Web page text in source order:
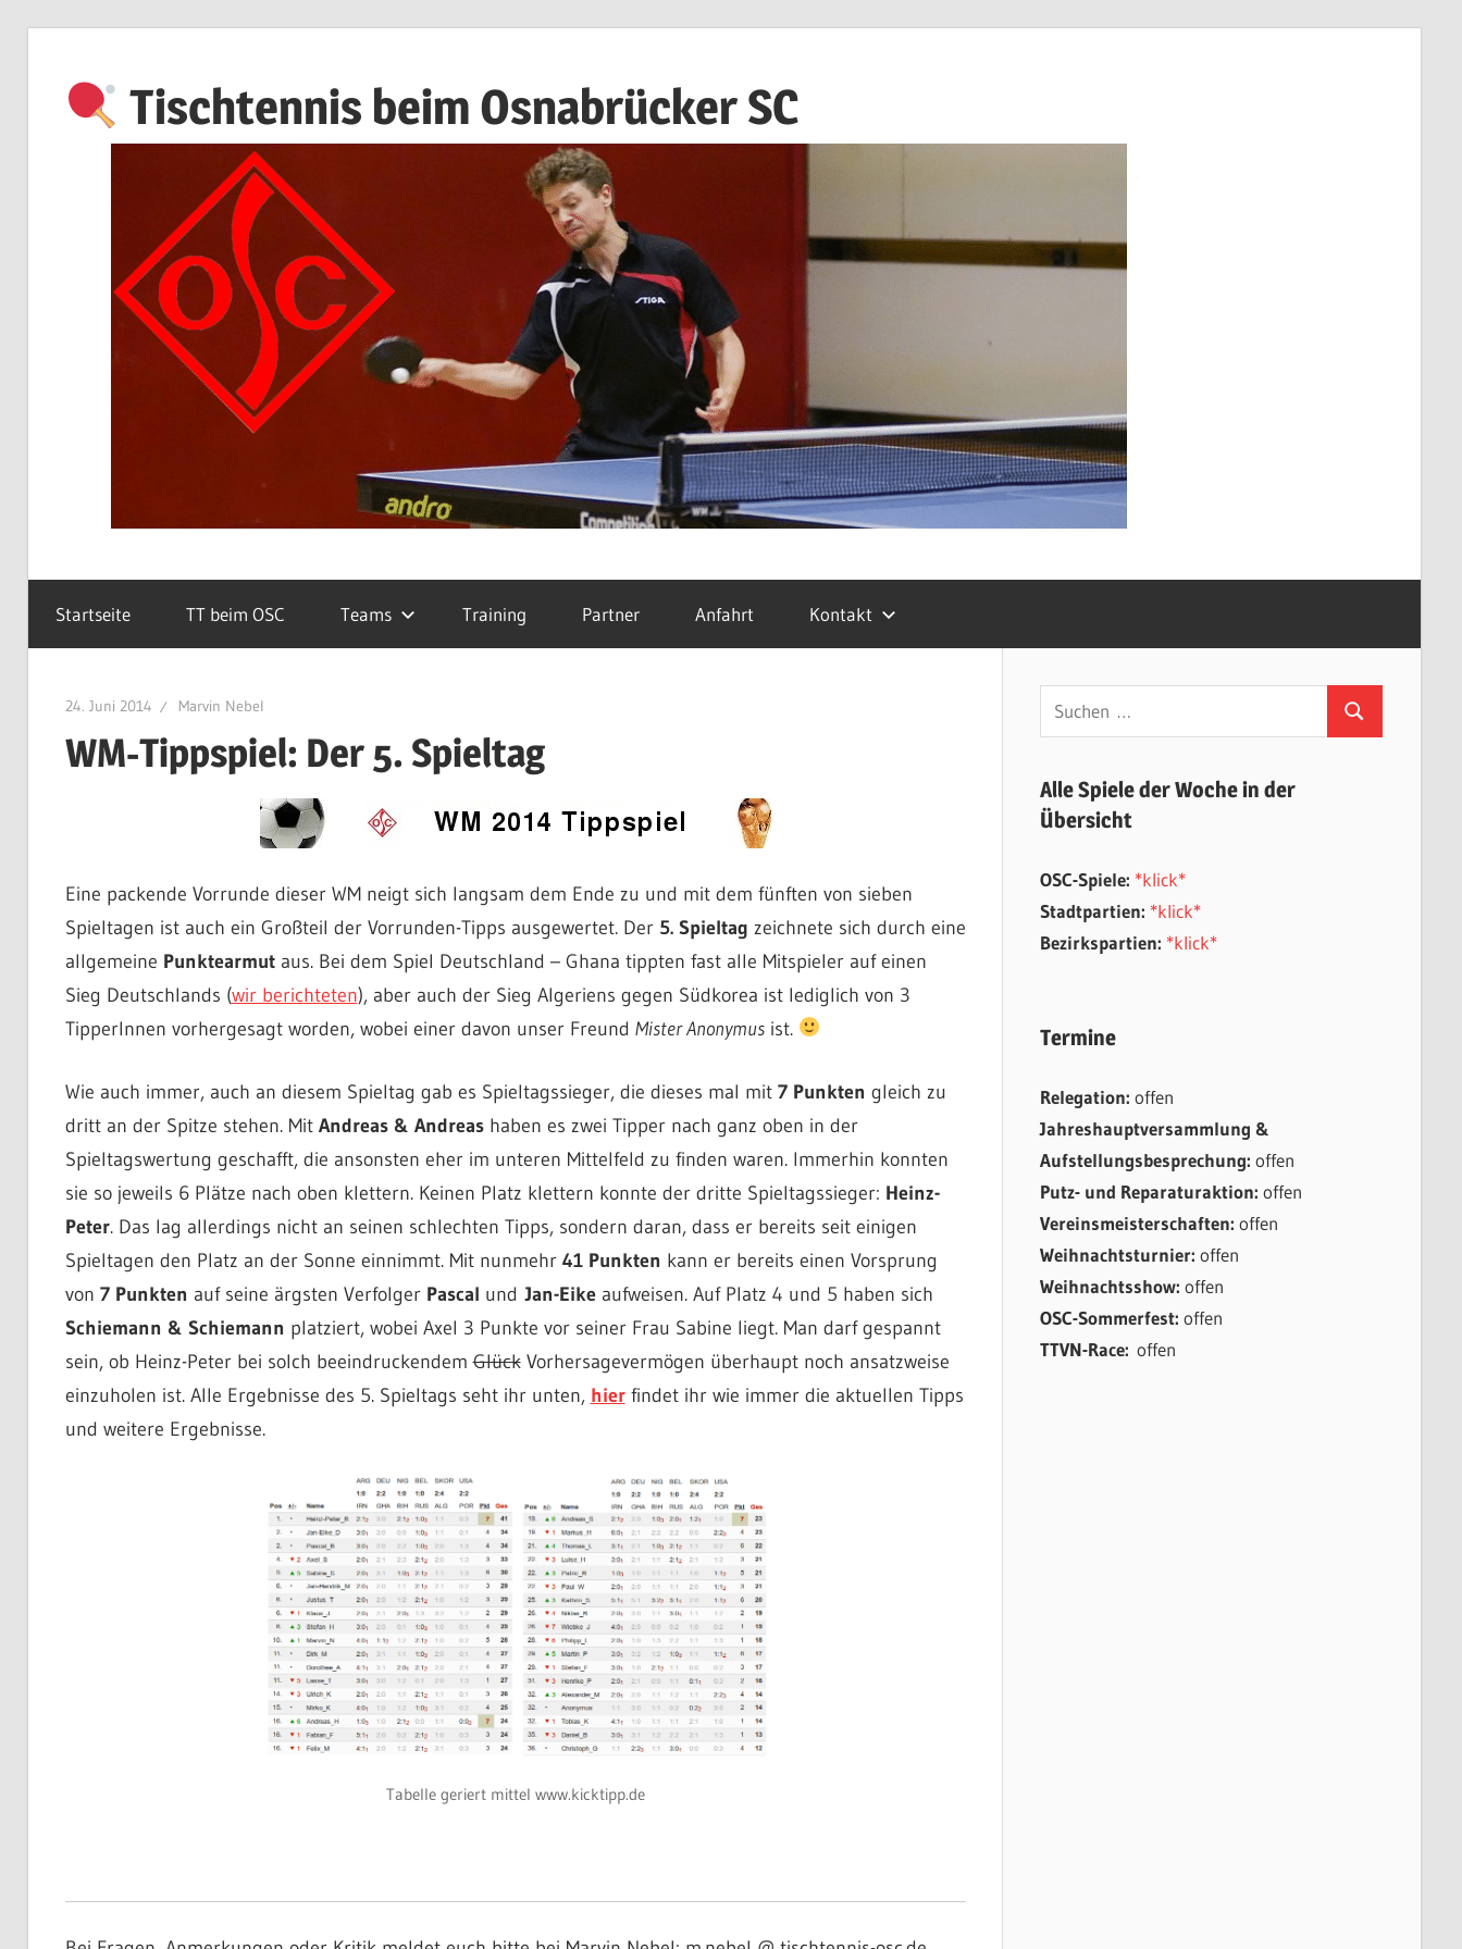
springen
Tischtennis beim Osnabrücker SC
Startseite TT beim OSC Teams Training Partner Anfahrt Kontakt
24. Juni 2014 Marvin Nebel
WM-Tippspiel: Der 5. Spieltag
Eine packende Vorrunde dieser WM neigt sich langsam dem Ende zu und mit dem fünften von sieben
Spieltagen ist auch ein Großteil der Vorrunden-Tipps ausgewertet. Der 5. Spieltag zeichnete sich durch eine
allgemeine Punktearmutaus. Bei dem Spiel Deutschland – Ghana tippten fast alle Mitspieler auf einen
Sieg Deutschlands (wir berichteten), aber auch der Sieg Algeriens gegen Südkorea ist lediglich von 3
TipperInnen vorhergesagt worden, wobei einer davon unser Freund Mister Anonymusist.
Wie auch immer, auch an diesem Spieltag gab es Spieltagssieger, die dieses mal mit7 Punkten gleich zu
dritt an der Spitze stehen. Mit Andreas & Andreashaben es zwei Tipper nach ganz oben in der
Spieltagswertung geschafft, die ansonsten eher im unteren Mittelfeld zu finden waren. Immerhin konnten
sie so jeweils 6 Plätze nach oben klettern. Keinen Platz klettern konnte der dritte Spieltagssieger: Heinz-
Peter. Das lag allerdings nicht an seinen schlechten Tipps, sondern daran, dass er bereits seit einigen
Spieltagen den Platz an der Sonne einnimmt. Mit nunmehr 41 Punkten kann er bereits einen Vorsprung
von 7 Punkten auf seine ärgsten Verfolger Pascal undJan-Eikeaufweisen. Auf Platz 4 und 5 haben sich
Schiemann & Schiemann platziert, wobei Axel 3 Punkte vor seiner Frau Sabine liegt. Man darf gespannt
sein, ob Heinz-Peter bei solch beeindruckendemGlückVorhersagevermögen überhaupt noch ansatzweise
einzuholen ist. Alle Ergebnisse des 5. Spieltags seht ihr unten, hierfindet ihr wie immer die aktuellen Tipps
und weitere Ergebnisse.
Tabelle geriert mittel www.kicktipp.de
Suchen
nach:
Suchen
Alle Spiele der Woche in der
Übersicht
OSC-Spiele: *klick*
Stadtpartien: *klick*
Bezirkspartien: *klick*
Termine
Relegation: offen
Jahreshauptversammlung &
Aufstellungsbesprechung: offen
Putz- und Reparaturaktion: offen
Vereinsmeisterschaften: offen
Weihnachtsturnier: offen
Weihnachtsshow: offen
OSC-Sommerfest: offen
TTVN-Race: offen